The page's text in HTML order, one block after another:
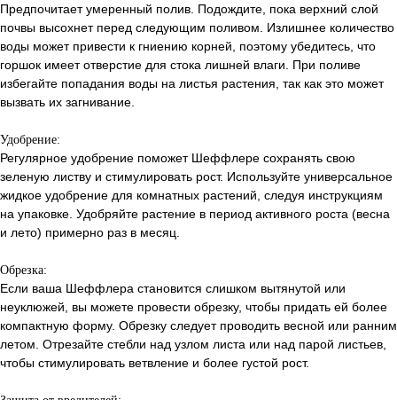
Предпочитает умеренный полив. Подождите, пока верхний слой
почвы высохнет перед следующим поливом. Излишнее количество
воды может привести к гниению корней, поэтому убедитесь, что
горшок имеет отверстие для стока лишней влаги. При поливе
избегайте попадания воды на листья растения, так как это может
вызвать их загнивание.
Удобрение:
Регулярное удобрение поможет Шеффлере сохранять свою
зеленую листву и стимулировать рост. Используйте универсальное
жидкое удобрение для комнатных растений, следуя инструкциям
на упаковке. Удобряйте растение в период активного роста (весна
и лето) примерно раз в месяц.
Обрезка:
Если ваша Шеффлера становится слишком вытянутой или
неуклюжей, вы можете провести обрезку, чтобы придать ей более
компактную форму. Обрезку следует проводить весной или ранним
летом. Отрезайте стебли над узлом листа или над парой листьев,
чтобы стимулировать ветвление и более густой рост.